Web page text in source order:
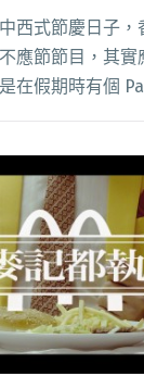
西式節慶日子，
應節節目，其實
在假期時有個
的音樂節好不精
閱讀全文 "除了
香港中秋音